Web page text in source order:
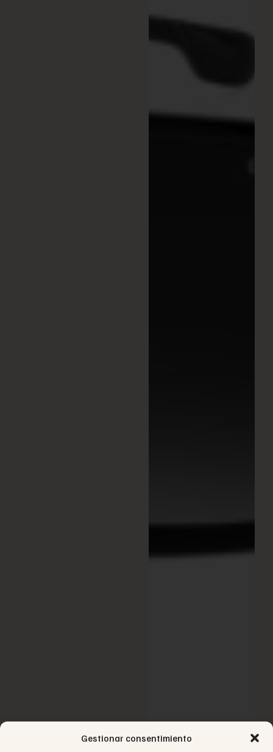
Gestionar consentimiento